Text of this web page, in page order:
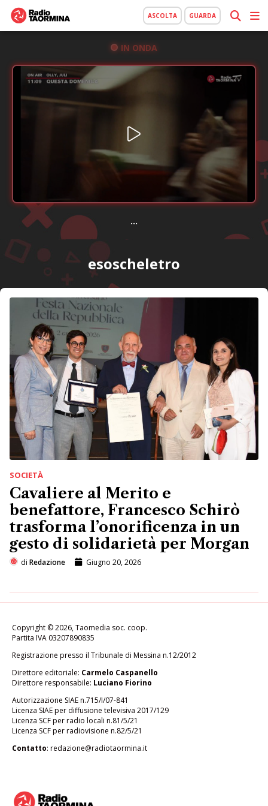
ASCOLTA GUARDA
IN ONDA
...
esoscheletro
SOCIETÀ
Cavaliere al Merito e
benefattore, Francesco Schirò
trasforma l’onorificenza in un
gesto di solidarietà per Morgan
di Redazione Giugno 20, 2026
Copyright © 2026, Taomedia soc. coop.
Partita IVA 03207890835
Registrazione presso il Tribunale di Messina n.12/2012
Direttore editoriale: Carmelo Caspanello
Direttore responsabile: Luciano Fiorino
Autorizzazione SIAE n.715/I/07-841
Licenza SIAE per diffusione televisiva 2017/129
Licenza SCF per radio locali n.81/5/21
Licenza SCF per radiovisione n.82/5/21
Contatto: redazione@radiotaormina.it